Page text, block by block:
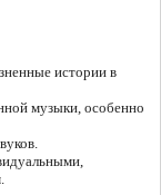
истории в
музыки, особенно